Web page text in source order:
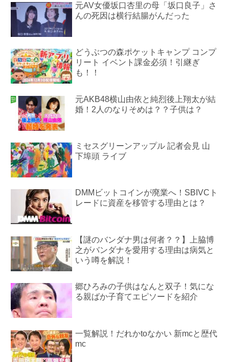
元AV女優坂口杏里の母「坂口良子」さ
んの死因は横行結腸がんだった
どうぶつの森ポケットキャンプ コンプ
リート イベント課金必須！引継ぎ
も！！
元AKB48横山由依と純烈後上翔太が結
婚！2人のなりそめは？？子供は？
ミセスグリーンアップル 記者会見 山
下埠頭 ライブ
DMMビットコインが廃業へ！SBIVCト
レードに資産を移管する理由とは？
【謎のバンダナ男は何者？？】上脇博
之がバンダナを愛用する理由は病気と
いう噂を解説！
郷ひろみの子供はなんと双子！気にな
る親ばか子育てエピソードを紹介
一覧解説！だれかtoなかい 新mcと歴代
mc